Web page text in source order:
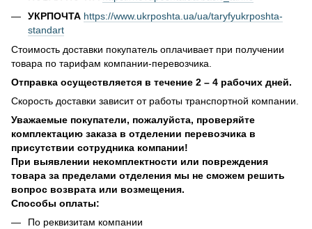
УКРПОЧТА https://www.ukrposhta.ua/ua/taryfyukrposhta-
standart
Стоимость доставки покупатель оплачивает при получении
товара по тарифам компании-перевозчика.
Отправка осуществляется в течение 2 – 4 рабочих дней.
Скорость доставки зависит от работы транспортной компании.
Уважаемые покупатели, пожалуйста, проверяйте
комплектацию заказа в отделении перевозчика в
присутствии сотрудника компании!
При выявлении некомплектности или повреждения
товара за пределами отделения мы не сможем решить
вопрос возврата или возмещения.
Способы оплаты:
По реквизитам компании